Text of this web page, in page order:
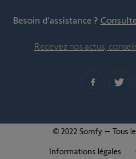
Besoin d’assistance ?
Recevez nos actus,
© 2022 Somfy – Tous
Informations légales